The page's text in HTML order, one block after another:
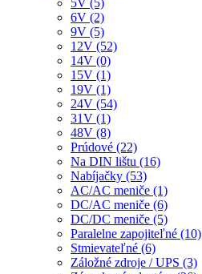
5V (5)
6V (2)
9V (5)
12V (52)
14V (0)
15V (1)
19V (1)
24V (54)
31V (1)
48V (8)
Prúdové (22)
Na DIN lištu (16)
Nabíjačky (53)
AC/AC meniče (1)
DC/AC meniče (6)
DC/DC meniče (5)
Paralelne zapojiteľné (10)
Stmievateľné (6)
Záložné zdroje / UPS (3)